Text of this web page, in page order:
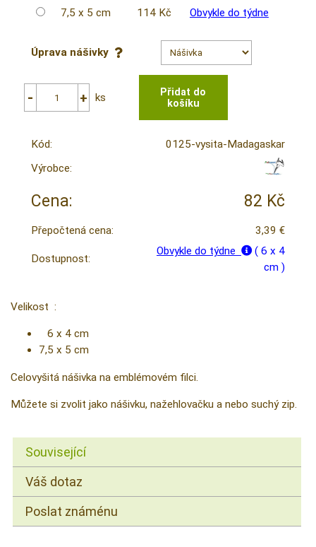
7,5 x 5 cm
114 Kč Obvykle do týdne
Úprava nášivky
ks
Kód:
0125-vysita-Madagaskar
Výrobce:
Cena: 82 Kč
Přepočtená cena: 3,39 €
Dostupnost:
Obvykle do týdne
( 6 x 4
cm )
Velikost :
6 x 4 cm
7,5 x 5 cm
Celovyšitá nášivka na emblémovém filci.
Můžete si zvolit jako nášivku, nažehlovačku a nebo suchý zip.
Související
Váš dotaz
Poslat známénu